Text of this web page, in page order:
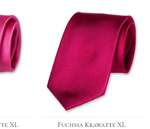
XL Fuchsia Krawatte XL